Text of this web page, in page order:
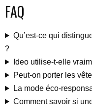
FAQ
Qu’est-ce qui
?
Ideo utilise-t-elle
Peut-on porter les
La mode éco-
Comment savoir si